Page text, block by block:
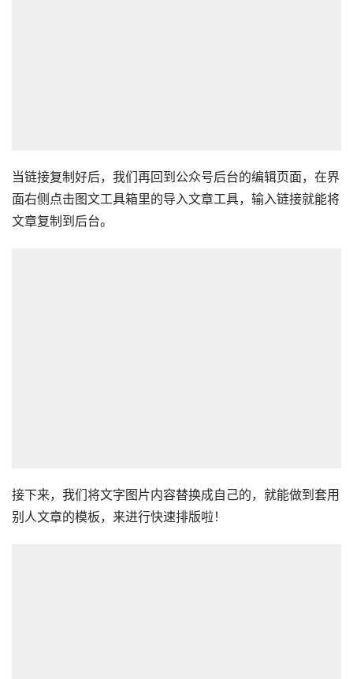
当链接复制好后，我们再回到公众号后台的编辑页面，在界
面右侧点击图文工具箱里的导入文章工具，输入链接就能将
文章复制到后台。
接下来，我们将文字图片内容替换成自己的，就能做到套用
别人文章的模板，来进行快速排版啦！